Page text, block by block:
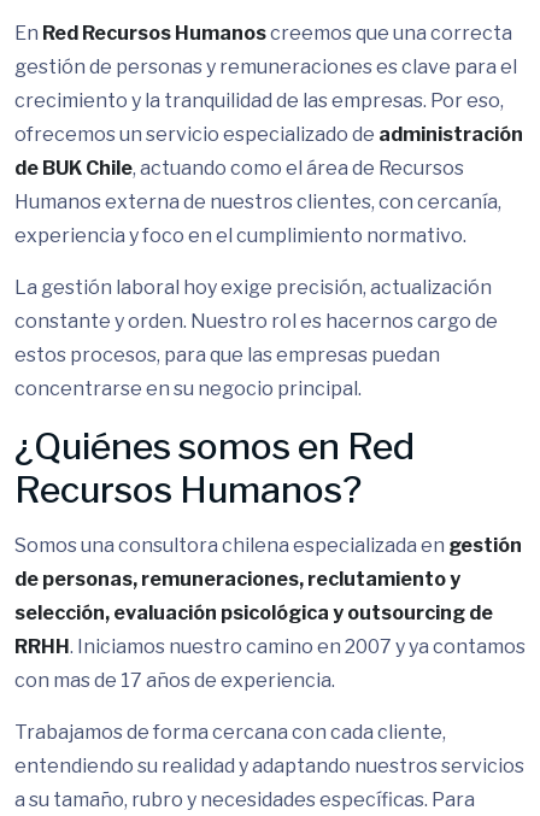
En Red Recursos Humanoscreemos que una correcta
gestión de personas y remuneraciones es clave para el
crecimiento y la tranquilidad de las empresas. Por eso,
ofrecemos un servicio especializado de administración
de BUK Chile, actuando como el área de Recursos
Humanos externa de nuestros clientes, con cercanía,
experiencia y foco en el cumplimiento normativo.
La gestión laboral hoy exige precisión, actualización
constante y orden. Nuestro rol es hacernos cargo de
estos procesos, para que las empresas puedan
concentrarse en su negocio principal.
¿Quiénes somos en Red
Recursos Humanos?
Somos una consultora chilena especializada en gestión
de personas, remuneraciones, reclutamiento y
selección, evaluación psicológica y outsourcing de
RRHH. Iniciamos nuestro camino en 2007 y ya contamos
con mas de 17 años de experiencia.
Trabajamos de forma cercana con cada cliente,
entendiendo su realidad y adaptando nuestros servicios
a su tamaño, rubro y necesidades específicas. Para